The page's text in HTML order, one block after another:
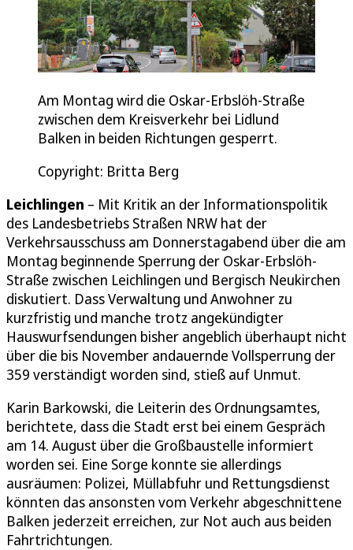
Am Montag wird die Oskar-Erbslöh-Straße
zwischen dem Kreisverkehr bei Lidlund
Balken in beiden Richtungen gesperrt.
Copyright: Britta Berg
Leichlingen – Mit Kritik an der Informationspolitik
des Landesbetriebs Straßen NRW hat der
Verkehrsausschuss am Donnerstagabend über die am
Montag beginnende Sperrung der Oskar-Erbslöh-
Straße zwischen Leichlingen und Bergisch Neukirchen
diskutiert. Dass Verwaltung und Anwohner zu
kurzfristig und manche trotz angekündigter
Hauswurfsendungen bisher angeblich überhaupt nicht
über die bis November andauernde Vollsperrung der
359 verständigt worden sind, stieß auf Unmut.
Karin Barkowski, die Leiterin des Ordnungsamtes,
berichtete, dass die Stadt erst bei einem Gespräch
am 14. August über die Großbaustelle informiert
worden sei. Eine Sorge konnte sie allerdings
ausräumen: Polizei, Müllabfuhr und Rettungsdienst
könnten das ansonsten vom Verkehr abgeschnittene
Balken jederzeit erreichen, zur Not auch aus beiden
Fahrtrichtungen.